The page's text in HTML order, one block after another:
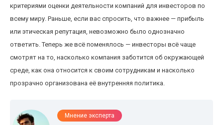
критериями оценки деятельности компаний для инвесторов по
всему миру. Раньше, если вас спросить, что важнее — прибыль
или этическая репутация, невозможно было однозначно
ответить. Теперь же всё поменялось — инвесторы всё чаще
смотрят на то, насколько компания заботится об окружающей
среде, как она относится к своим сотрудникам и насколько
прозрачно организована её внутренняя политика.
Мнение эксперта